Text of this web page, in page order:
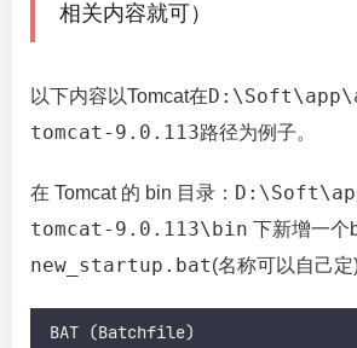
相关内容就可）
以下内容以Tomcat在
tomcat-9.0.113路径为例子。
在 Tomcat 的 bin 目录：
tomcat-9.0.113\bin 下新增一个
new_startup.bat(名称可以自己定)
BAT (Batchfile)